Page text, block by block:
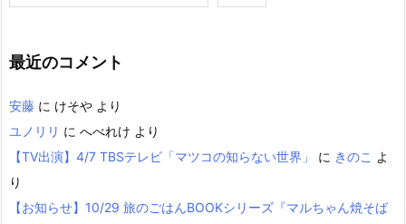
最近のコメント
安藤 に けそや より
ユノリリ に へべれけ より
【TV出演】4/7 TBSテレビ「マツコの知らない世界」
に きのこ よ
り
【お知らせ】10/29 旅のごはんBOOKシリーズ『マルちゃん焼そば